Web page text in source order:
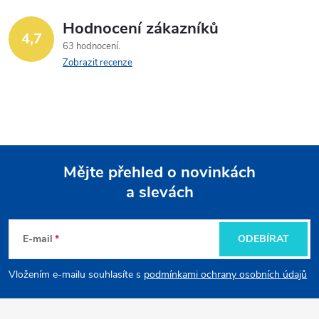
í
p
k
ý
p
i
s
v
á
n
4,7 Hodnocení zákazníků
63 hodnocení
Zobrazit recenze
p
Mějte přehled o novinkách
a slevách
E-mail
Vložením e-mailu souhlasíte s podmínkami ochrany osobních údajů
ODEBÍRAT